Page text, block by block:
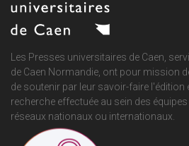
Les Presses universitaires de Caen,
de Caen Normandie, ont pour mission
de soutenir par leur savoir-faire l'édition
recherche effectuée au sein des
réseaux nationaux ou internationaux.